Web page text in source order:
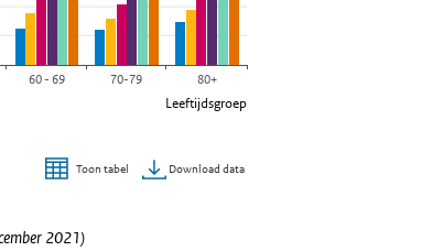
Leeftijdsgroep
60 - 69 70-79 80+
Toon tabel Download data
2021)